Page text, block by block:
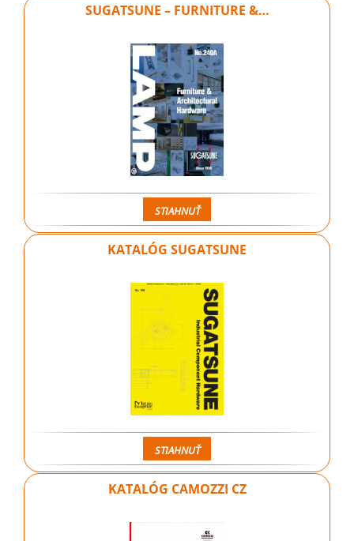
SUGATSUNE – FURNITURE &…
STIAHNUŤ
KATALÓG SUGATSUNE
STIAHNUŤ
KATALÓG CAMOZZI CZ